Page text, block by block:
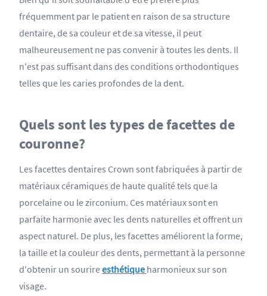
fréquemment par le patient en raison de sa structure
dentaire, de sa couleur et de sa vitesse, il peut
malheureusement ne pas convenir à toutes les dents. Il
n'est pas suffisant dans des conditions orthodontiques
telles que les caries profondes de la dent.
Quels sont les types de facettes de
couronne?
Les facettes dentaires Crown sont fabriquées à partir de
matériaux céramiques de haute qualité tels que la
porcelaine ou le zirconium. Ces matériaux sont en
parfaite harmonie avec les dents naturelles et offrent un
aspect naturel. De plus, les facettes améliorent la forme,
la taille et la couleur des dents, permettant à la personne
d'obtenir un sourireesthétique harmonieux sur son
visage.